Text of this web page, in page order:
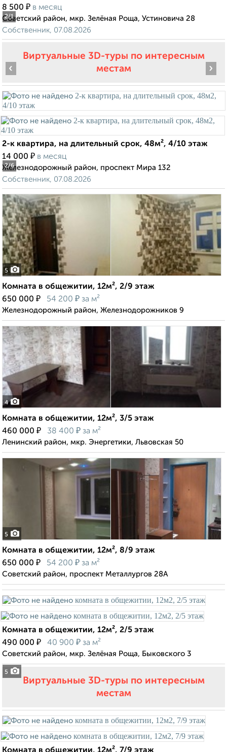
2/1
8 500 ₽ в месяц
Советский район, мкр. Зелёная Роща, Устиновича 28
Собственник, 07.08.2026
Виртуальные 3D-туры по интересным
местам
2/6
‹ ›
2-к квартира, на длительный срок, 48м², 4/10 этаж
14 000 ₽ в месяц
Железнодорожный район, проспект Мира 132
Собственник, 07.08.2026
5
Комната в общежитии, 12м², 2/9 этаж
650 000 ₽ 54 200 ₽ за м²
Железнодорожный район, Железнодорожников 9
4
Комната в общежитии, 12м², 3/5 этаж
460 000 ₽ 38 400 ₽ за м²
Ленинский район, мкр. Энергетики, Львовская 50
5
Комната в общежитии, 12м², 8/9 этаж
650 000 ₽ 54 200 ₽ за м²
Советский район, проспект Металлургов 28А
5
Комната в общежитии, 12м², 2/5 этаж
490 000 ₽ 40 900 ₽ за м²
Советский район, мкр. Зелёная Роща, Быковского 3
Виртуальные 3D-туры по интересным
местам